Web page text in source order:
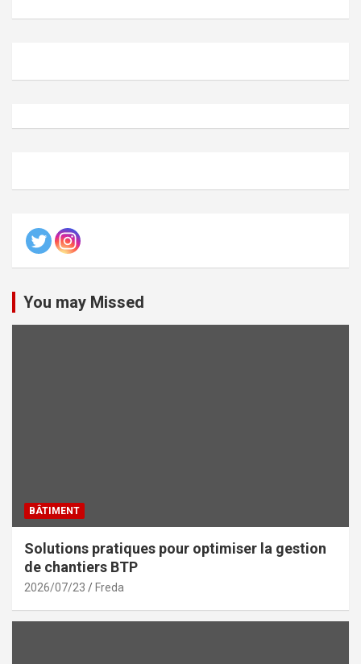
You may Missed
BÂTIMENT
Solutions pratiques pour optimiser la gestion
de chantiers BTP
2026/07/23 Freda